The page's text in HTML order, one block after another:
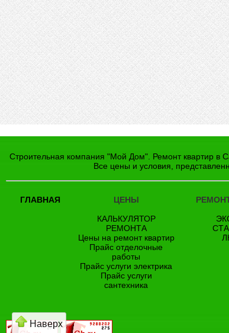
Строительная компания "Мой Дом". Ремонт квартир в
Все цены и условия,
ГЛАВНАЯ
ЦЕНЫ
КАЛЬКУЛЯТОР
РЕМОНТА
Цены на ремонт квартир
Прайс отделочные
работы
Прайс услуги электрика
Прайс услуги
сантехника
Наверх